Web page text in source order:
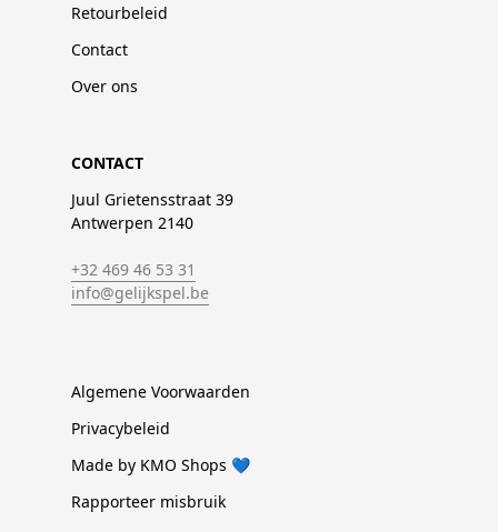
Retourbeleid
Contact
Over ons
CONTACT
Juul Grietensstraat 39
Antwerpen 2140
+32 469 46 53 31
info@gelijkspel.be
Algemene Voorwaarden
Privacybeleid
Made by KMO Shops 💙
Rapporteer misbruik